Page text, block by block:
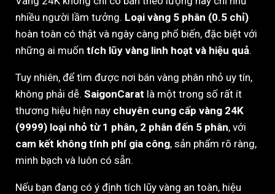
nhiều người lầm tưởng. Loại vàng 5 phân (0.5 chỉ)
hoàn toàn có thật và ngày càng phổ biến, đặc biệt với
những ai muốn tích lũy vàng linh hoạt và hiệu quả.
Tuy nhiên, để tìm được nơi bán vàng phân nhỏ uy tín,
không phải dễ. SaigonCarat là một trong số rất ít
thương hiệu hiện nay chuyên cung cấp vàng 24K
(9999) loại nhỏ từ 1 phân, 2 phân đến 5 phân, với
cam kết không tính phí gia công, sản phẩm rõ ràng,
minh bạch và luôn có sẵn.
Nếu bạn đang có ý định tích lũy vàng an toàn, hiệu